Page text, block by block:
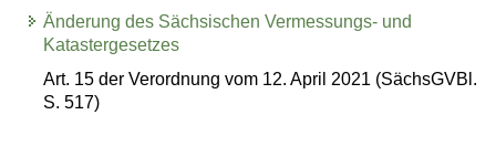
Änderung des Sächsischen Vermessungs- und
Katastergesetzes
Art. 15 der Verordnung vom 12. April 2021 (SächsGVBl.
S. 517)